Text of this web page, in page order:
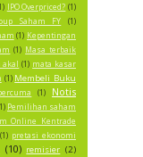
IPO Overpriced? (1)
Saham FY
(1)
(1) Kepentingan
(1) Masa terbaik
akal (1) mata kasar
(1) Membeli Buku
(1)
Notis
Pemilihan saham
Online Kentrade
(1) pretasi ekonomi
(10) remisier (2)